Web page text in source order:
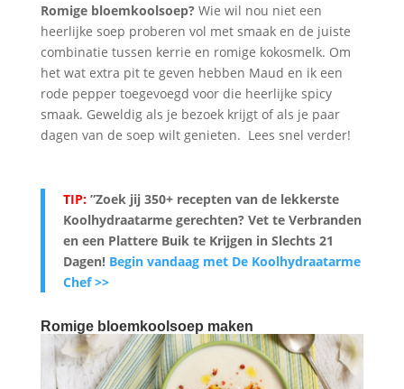
Romige bloemkoolsoep?Wie wil nou niet een
heerlijke soep proberen vol met smaak en de juiste
combinatie tussen kerrie en romige kokosmelk. Om
het wat extra pit te geven hebben Maud en ik een
rode pepper toegevoegd voor die heerlijke spicy
smaak. Geweldig als je bezoek krijgt of als je paar
dagen van de soep wilt genieten. Lees snel verder!
TIP:”Zoek jij 350+ recepten van de lekkerste
Koolhydraatarme gerechten? Vet te Verbranden
en een Plattere Buik te Krijgen in Slechts 21
Dagen! Begin vandaag met De Koolhydraatarme
Chef >>
Romige bloemkoolsoep maken